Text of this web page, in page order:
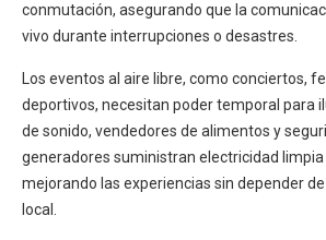
conmutación, asegurando que la
vivo durante interrupciones o desastres.
Los eventos al aire libre, como conciertos,
deportivos, necesitan poder temporal para
de sonido, vendedores de alimentos y
generadores suministran electricidad limpia
mejorando las experiencias sin depender
local.